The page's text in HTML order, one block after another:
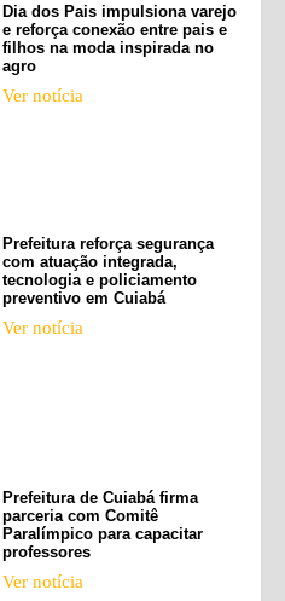
Dia dos Pais impulsiona varejo
e reforça conexão entre pais e
filhos na moda inspirada no
agro
Ver notícia
Prefeitura reforça segurança
com atuação integrada,
tecnologia e policiamento
preventivo em Cuiabá
Ver notícia
Prefeitura de Cuiabá firma
parceria com Comitê
Paralímpico para capacitar
professores
Ver notícia